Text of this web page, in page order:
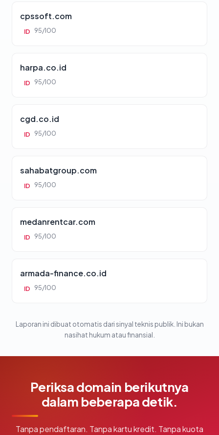
cpssoft.com
ID 95/100
harpa.co.id
ID 95/100
cgd.co.id
ID 95/100
sahabatgroup.com
ID 95/100
medanrentcar.com
ID 95/100
armada-finance.co.id
ID 95/100
Laporan ini dibuat otomatis dari sinyal teknis publik. Ini bukan
nasihat hukum atau finansial.
Periksa domain berikutnya
dalam beberapa detik.
Tanpa pendaftaran. Tanpa kartu kredit. Tanpa kuota